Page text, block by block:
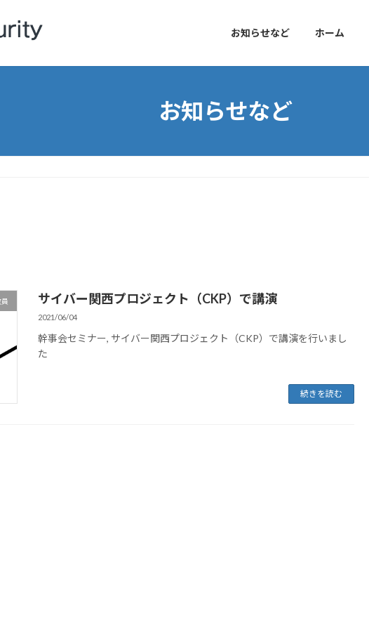
お知らせなど ホーム
お知らせなど
サイバー関西プロジェクト（CKP）で講演
2021/06/04
幹事会セミナー, サイバー関西プロジェクト（CKP）で講演を行いまし
た
続きを読む